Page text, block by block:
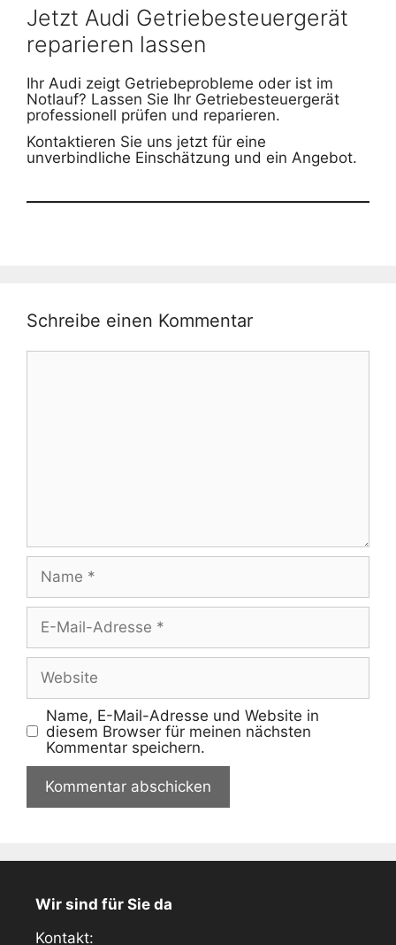
Jetzt Audi Getriebesteuergerät
reparieren lassen
Ihr Audi zeigt Getriebeprobleme oder ist im
Notlauf? Lassen Sie Ihr Getriebesteuergerät
professionell prüfen und reparieren.
Kontaktieren Sie uns jetzt für eine
unverbindliche Einschätzung und ein Angebot.
Schreibe einen Kommentar
Kommentar
Name
E-
Mail-
Adresse
Website
Name, E-Mail-Adresse und Website in
diesem Browser für meinen nächsten
Kommentar speichern.
Wir sind für Sie da
Kontakt: